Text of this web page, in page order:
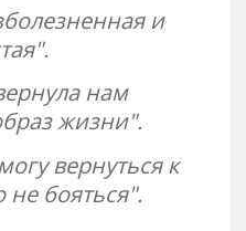
и
нам
жизни".
вернуться к
не бояться".